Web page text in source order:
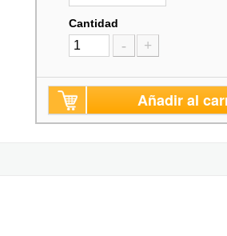
Cantidad
- +
Añadir al